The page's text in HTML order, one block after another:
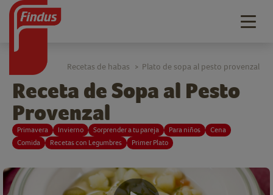
Receta de Sopa al Pesto
Provenzal
Primavera Invierno Sorprender a tu pareja Para niños
Cena
Comida
Recetas con Legumbres Primer Plato
Recetas de habas > Plato de sopa al pesto provenzal